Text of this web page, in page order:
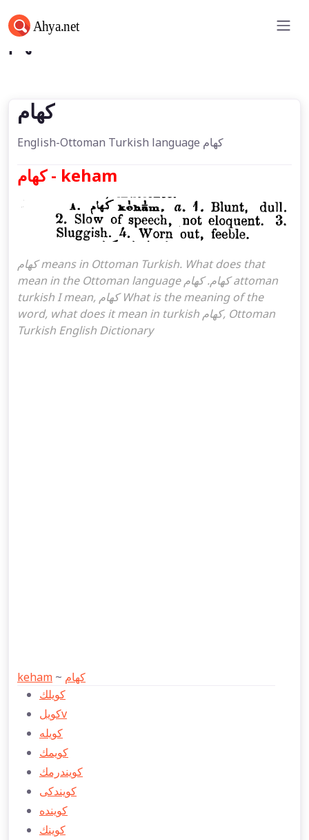
كهام
كهام
English-Ottoman Turkish language كهام
كهام - keham
كهام means in Ottoman Turkish. What does that
mean in the Ottoman language كهام. كهام attoman
turkish I mean, كهام What is the meaning of the
word, what does it mean in turkish كهام, Ottoman
Turkish English Dictionary
keham ~ كهام
كويلك
كويلv
كويله
كويمك
كويندرمك
كويندكی
كوينده
كوينك